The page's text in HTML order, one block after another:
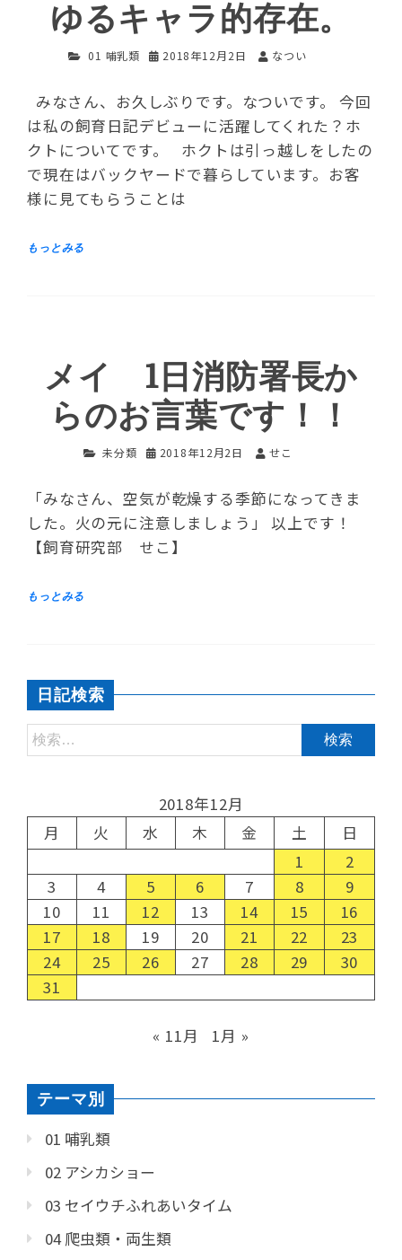
ゆるキャラ的存在。
01 哺乳類 2018年12月2日 なつい
みなさん、お久しぶりです。なついです。 今回
は私の飼育日記デビューに活躍してくれた？ホ
クトについてです。 ホクトは引っ越しをしたの
で現在はバックヤードで暮らしています。お客
様に見てもらうことは
メイ 1日消防署長か
らのお言葉です！！
未分類 2018年12月2日 せこ
「みなさん、空気が乾燥する季節になってきま
した。火の元に注意しましょう」 以上です！
【飼育研究部 せこ】
日記検索
2018年12月
月
火 水 木 金 土
日
1
2
3
4 5 6 7 8
9
10
11 12 13 14 15
16
17
18 19 20 21 22
23
24
25 26 27 28 29
30
31
« 11月 1月 »
テーマ別
01 哺乳類
02 アシカショー
03 セイウチふれあいタイム
04 爬虫類・両生類